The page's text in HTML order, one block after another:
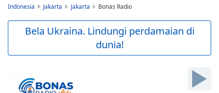
Skip
Forward
Indonesia Jakarta Jakarta Bonas Radio
Bela Ukraina. Lindungi perdamaian di
dunia!